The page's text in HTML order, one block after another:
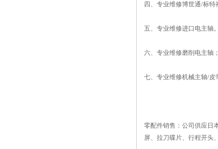
四、专业维修博世通/标
五、专业维修进口电主轴
六、专业维修磨削电主轴
七、专业维修机械主轴/皮
零配件销售：公司供应日
屏、拉刀碟片、行程开头